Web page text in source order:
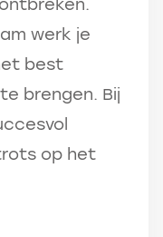
werk je
best
brengen. Bij
op het